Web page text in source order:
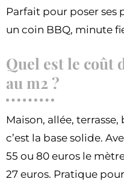
Parfait pour poser ses
un coin BBQ, minute
Quel est le coût
au m2 ?
Maison, allée,
c’est la base solide.
55 ou 80 euros le
27 euros. Pratique